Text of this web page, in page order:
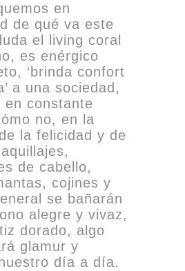
en
de qué va este
el living coral
es enérgico
‘brinda confort
a una sociedad,
en constante
no, en la
la felicidad y de
de cabello,
cojines y
se bañarán
alegre y vivaz,
dorado, algo
glamur y
día a día.